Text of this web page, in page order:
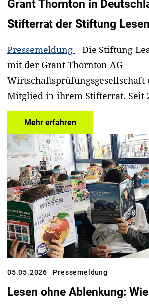
Grant Thornton in
Stifterrat der Stiftung
Pressemeldung– Die Stiftung
mit der Grant Thornton AG
Wirtschaftsprüfungsgesellschaft
Mitglied in ihrem Stifterrat. Seit
Mehr erfahren
05.05.2026 | Pressemeldung
Lesen ohne Ablenkung: